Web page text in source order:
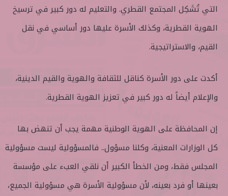
التي تُشَكِل المجتمع القطري. والتعليم له دور كبير في ترسيخ
الهوية القطرية، وكذلك الأسرة عليها دور أساسي في نقل
القيم، والاستراتيجية.
أكدت على دور الأسرة كناقل للثقافة والهوية والقيم الدينية،
والإعلام أيضاً له دور كبير في تعزيز الهوية القطرية.
إن المحافظة على الهوية الوطنية مهمة يجب أن تنهض بها
كل الوزارات المعنية، وكلنا مسؤول.. فالمسؤولية ليست مسؤولية
المجلس فقط، ومن الخطأ الكبير أن نلقي العبء على مؤسسة
بعينها أو فرد بعينه، لأن مسؤولية الأسرة هي مسؤولية الجميع،